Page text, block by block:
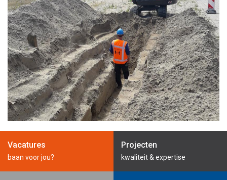
Vacatures
baan voor jou?
Projecten
kwaliteit & expertise